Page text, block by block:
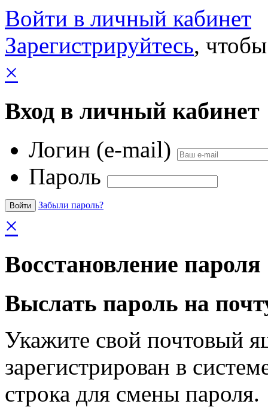
Войти в личный кабинет
Зарегистрируйтесь,
×
Вход в личный кабинет
Логин (e-mail)
Пароль
Забыли пароль?
×
Восстановление пароля
Выслать пароль на
Укажите свой почтовый
зарегистрирован в
строка для смены пароля.